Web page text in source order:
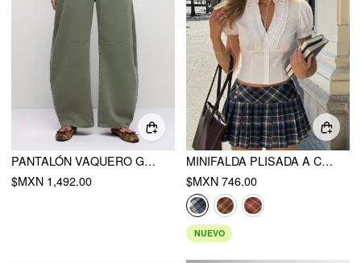
PANTALÓN VAQUERO GRAN IMAGEN
$MXN 1,492.00
MINIFALDA PLISADA A CUADROS DE TALLE BAJO CON BOTONES
$MXN 746.00
NUEVO